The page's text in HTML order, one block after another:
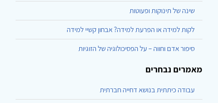
שינה של תינוקות ופעוטות
לקות למידה או הפרעת למידה? אבחון קשיי למידה
סיפור אדם וחווה – על הפסיכולוגיה של הזוגיות
מאמרים נבחרים
עבודה כיתתית בנושא דחייה חברתית